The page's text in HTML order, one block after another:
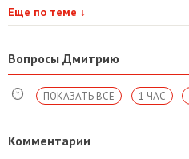
Еще по теме ↓
Вопросы Дмитрию
1 ЧАС
ПОКАЗАТЬ ВСЕ
Комментарии